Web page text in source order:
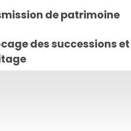
de patrimoine
des successions